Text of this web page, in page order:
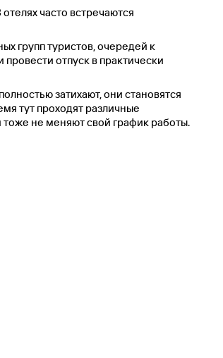
часто встречаются
групп туристов, очередей к
отпуск в практически
затихают, они становятся
тут проходят различные
не меняют свой график работы.